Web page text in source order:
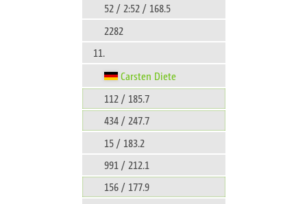
52 / 2:52 / 168.5
2282
11.
Carsten Diete
112 / 185.7
434 / 247.7
15 / 183.2
991 / 212.1
156 / 177.9